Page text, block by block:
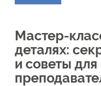
Мастер-
деталях:
и советы для